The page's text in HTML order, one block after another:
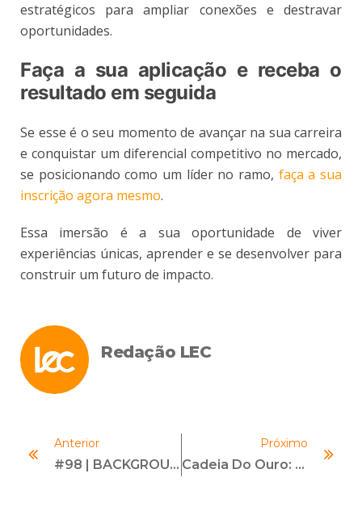
estratégicos para ampliar conexões e destravar
oportunidades.
Faça a sua aplicação e receba o
resultado em seguida
Se esse é o seu momento de avançar na sua carreira
e conquistar um diferencial competitivo no mercado,
se posicionando como um líder no ramo, faça a sua
inscrição agora mesmo.
Essa imersão é a sua oportunidade de viver
experiências únicas, aprender e se desenvolver para
construir um futuro de impacto.
Redação LEC
Anterior
#98 | BACKGROUND CHECK | Com Marcus Cairrão
Próximo
Cadeia Do Ouro: Desafios, Compliance E Soluções Inovadoras